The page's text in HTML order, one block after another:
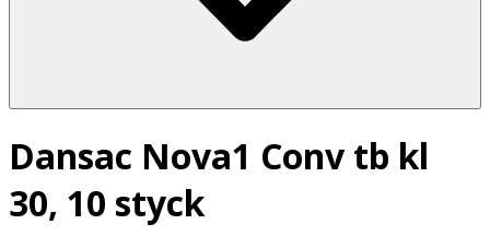
Dansac Nova1 Conv tb kl
30, 10 styck